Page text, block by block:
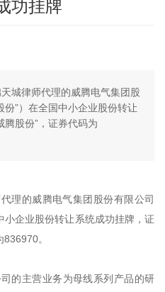
功挂牌
城律师代理的威腾电气集团股
”）在全国中小企业股份转让
腾股份”，证券代码为
理的威腾电气集团股份有限公司
小企业股份转让系统成功挂牌，证
。
的主营业务为母线系列产品的研